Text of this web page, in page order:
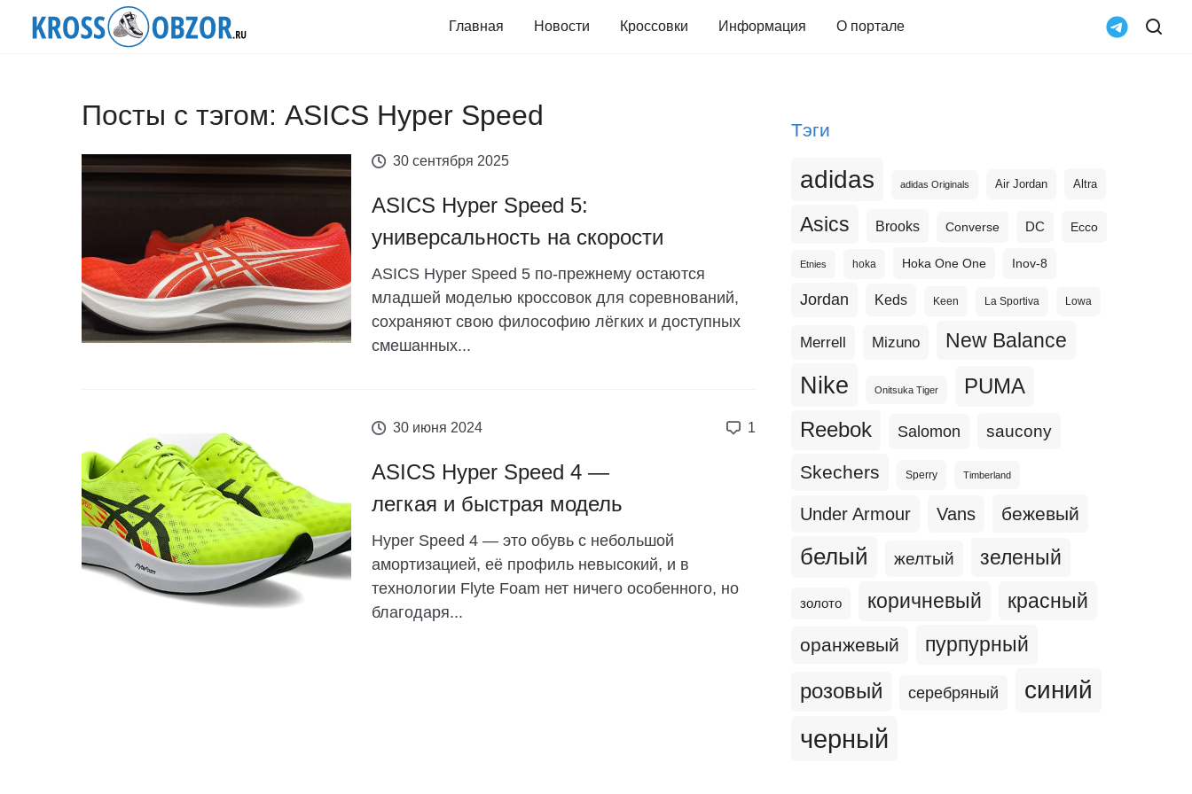
Главная Новости Кроссовки Информация О портале
Посты с тэгом: ASICS Hyper Speed
30 сентября 2025
ASICS Hyper Speed 5:
универсальность на скорости
ASICS Hyper Speed ​​​​5 по-прежнему остаются
младшей моделью кроссовок для соревнований,
сохраняют свою философию лёгких и доступных
смешанных...
30 июня 2024 1
ASICS Hyper Speed ​​4 —
легкая и быстрая модель
Hyper Speed ​​4 — это обувь с небольшой
амортизацией, её профиль невысокий, и в
технологии Flyte Foam нет ничего особенного, но
благодаря...
Тэги
adidas adidas Originals Air Jordan Altra
Asics Brooks Converse DC Ecco
Etnies hoka Hoka One One Inov-8
Jordan Keds Keen La Sportiva Lowa
Merrell Mizuno New Balance
Nike Onitsuka Tiger PUMA
Reebok Salomon saucony
Skechers Sperry Timberland
Under Armour Vans бежевый
белый желтый зеленый
золото коричневый красный
оранжевый пурпурный
розовый серебряный синий
черный